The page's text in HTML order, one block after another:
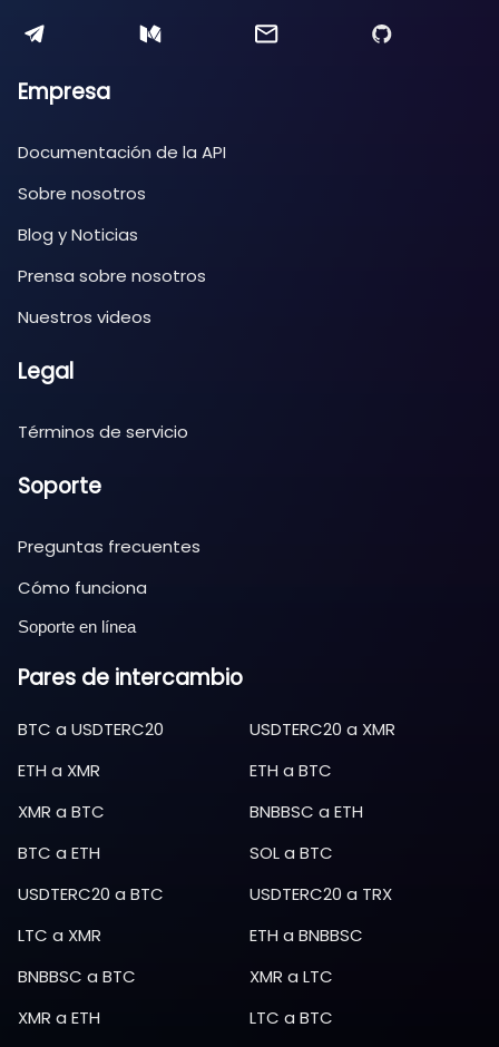
Empresa
Documentación de la API
Sobre nosotros
Blog y Noticias
Prensa sobre nosotros
Nuestros videos
Legal
Términos de servicio
Soporte
Preguntas frecuentes
Cómo funciona
Soporte en línea
Pares de intercambio
BTC a USDTERC20 USDTERC20 a XMR
ETH a XMR ETH a BTC
XMR a BTC BNBBSC a ETH
BTC a ETH SOLa BTC
USDTERC20 a BTC USDTERC20 a TRX
LTC a XMR ETH a BNBBSC
BNBBSC a BTC XMR a LTC
XMR a ETH LTC a BTC